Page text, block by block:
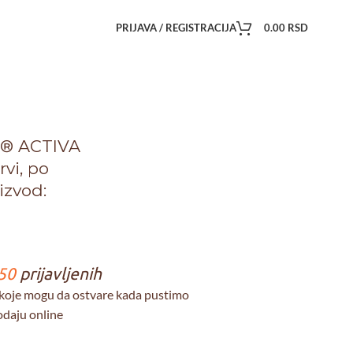
PRIJAVA / REGISTRACIJA 0.00 RSD
ACTIVA
po
prijavljenih
mogu da ostvare kada pustimo
online